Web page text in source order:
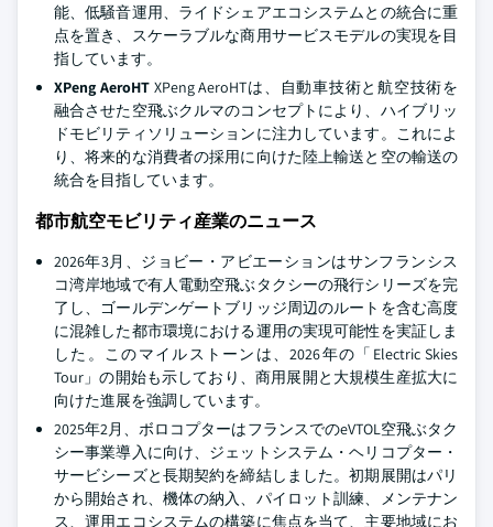
能、低騒音運用、ライドシェアエコシステムとの統合に重
点を置き、スケーラブルな商用サービスモデルの実現を目
指しています。
XPeng AeroHTXPeng AeroHTは、自動車技術と航空技術を
融合させた空飛ぶクルマのコンセプトにより、ハイブリッ
ドモビリティソリューションに注力しています。これによ
り、将来的な消費者の採用に向けた陸上輸送と空の輸送の
統合を目指しています。
都市航空モビリティ産業のニュース
2026年3月、ジョビー・アビエーションはサンフランシス
コ湾岸地域で有人電動空飛ぶタクシーの飛行シリーズを完
了し、ゴールデンゲートブリッジ周辺のルートを含む高度
に混雑した都市環境における運用の実現可能性を実証しま
した。このマイルストーンは、2026年の「Electric Skies
Tour」の開始も示しており、商用展開と大規模生産拡大に
向けた進展を強調しています。
2025年2月、ボロコプターはフランスでのeVTOL空飛ぶタク
シー事業導入に向け、ジェットシステム・ヘリコプター・
サービシーズと長期契約を締結しました。初期展開はパリ
から開始され、機体の納入、パイロット訓練、メンテナン
ス、運用エコシステムの構築に焦点を当て、主要地域にお